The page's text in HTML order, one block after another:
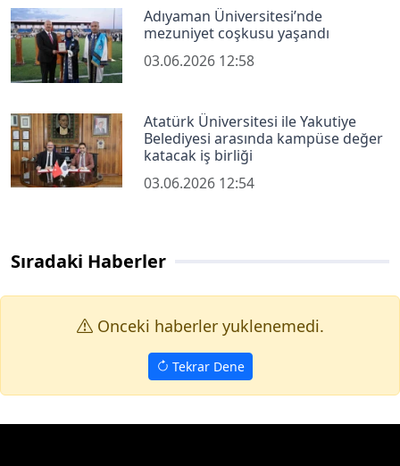
Adıyaman Üniversitesi’nde
mezuniyet coşkusu yaşandı
03.06.2026 12:58
Atatürk Üniversitesi ile Yakutiye
Belediyesi arasında kampüse değer
katacak iş birliği
03.06.2026 12:54
Sıradaki Haberler
Onceki haberler yuklenemedi.
Tekrar Dene